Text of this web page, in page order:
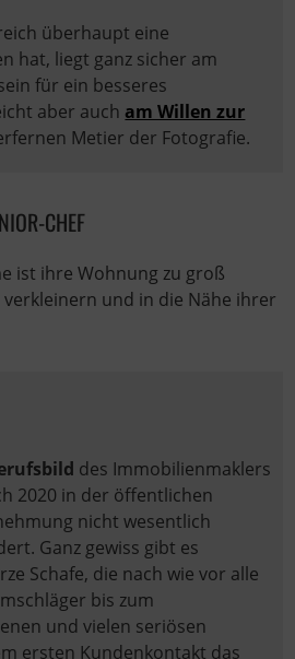
überhaupt eine
hat, liegt ganz sicher am
für ein besseres
aber auch am Willen zur
Metier der Fotografie.
CHEF
ist ihre Wohnung zu groß
und in die Nähe ihrer
des Immobilienmaklers
2020 in der öffentlichen
nicht wesentlich
Ganz gewiss gibt es
Schafe, die nach wie vor alle
bis zum
und vielen seriösen
ersten Kundenkontakt das